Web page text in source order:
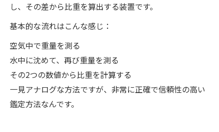
し、その差から比重を算出する装置です。
基本的な流れはこんな感じ：
空気中で重量を測る
水中に沈めて、再び重量を測る
その2つの数値から比重を計算する
一見アナログな方法ですが、非常に正確で信頼性の高い
鑑定方法なんです。